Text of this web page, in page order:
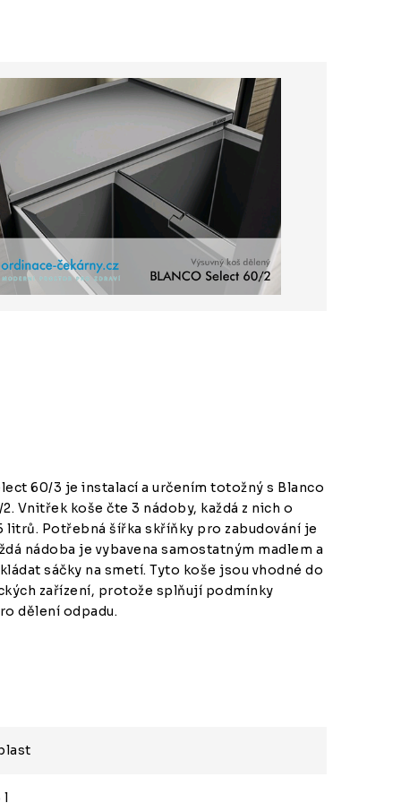
60/3 je instalací a určením totožný s Blanco
Vnitřek koše čte 3 nádoby, každá z nich o
litrů. Potřebná šířka skříňky pro zabudování je
nádoba je vybavena samostatným madlem a
sáčky na smetí. Tyto koše jsou vhodné do
zařízení, protože splňují podmínky
dělení odpadu.
l